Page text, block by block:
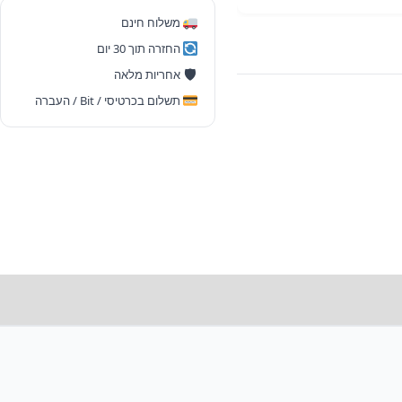
3
|
i5-
1235U
|
משלוח חינם
החזרה תוך 30 יום
🛡 אחריות מלאה
תשלום בכרטיסי / Bit / העברה